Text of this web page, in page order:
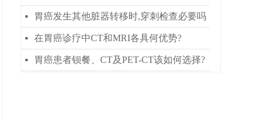
넷 胃癌发生其他脏器转移时,穿刺检查必要吗
넷 在胃癌诊疗中CT和MRI各具何优势?
넷 胃癌患者钡餐、CT及PET-CT该如何选择?